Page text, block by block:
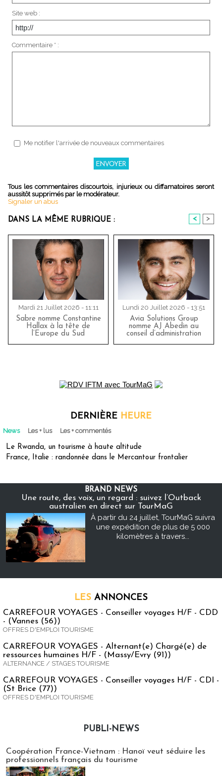
Site web :
Commentaire * :
Me notifier l'arrivée de nouveaux commentaires
Tous les commentaires discourtois, injurieux ou diffamatoires seront
aussitôt supprimés par le modérateur.
Signaler un abus
DANS LA MÊME RUBRIQUE : < >
Mardi 21 Juillet 2026 - 11:11
Sabre nomme Constantine
Hallax à la tête de
l’Europe du Sud
Lundi 20 Juillet 2026 - 13:51
Avia Solutions Group
nomme AJ Abedin au
conseil d’administration
DERNIÈRE HEURE
News Les + lus Les + commentés
Le Rwanda, un tourisme à haute altitude
France, Italie : randonnée dans le Mercantour frontalier
BRAND NEWS
Une route, des voix, un regard : suivez l’Outback
australien en direct sur TourMaG
À partir du 24 juillet, TourMaG suivra
une expédition de plus de 5 000
kilomètres à travers...
LES ANNONCES
CARREFOUR VOYAGES - Conseiller voyages H/F - CDD
- (Vannes (56))
OFFRES D'EMPLOI TOURISME
CARREFOUR VOYAGES - Alternant(e) Chargé(e) de
ressources humaines H/F - (Massy/Evry (91))
ALTERNANCE / STAGES TOURISME
CARREFOUR VOYAGES - Conseiller voyages H/F - CDI -
(St Brice (77))
OFFRES D'EMPLOI TOURISME
PUBLI-NEWS
Coopération France-Vietnam : Hanoï veut séduire les
professionnels français du tourisme